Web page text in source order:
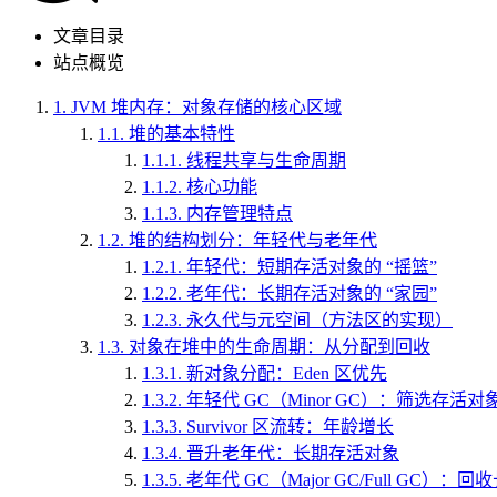
文章目录
站点概览
1. JVM 堆内存：对象存储的核心区域
1.1. 堆的基本特性
1.1.1. 线程共享与生命周期
1.1.2. 核心功能
1.1.3. 内存管理特点
1.2. 堆的结构划分：年轻代与老年代
1.2.1. 年轻代：短期存活对象的 “摇篮”
1.2.2. 老年代：长期存活对象的 “家园”
1.2.3. 永久代与元空间（方法区的实现）
1.3. 对象在堆中的生命周期：从分配到回收
1.3.1. 新对象分配：Eden 区优先
1.3.2. 年轻代 GC（Minor GC）：筛选存活对
1.3.3. Survivor 区流转：年龄增长
1.3.4. 晋升老年代：长期存活对象
1.3.5. 老年代 GC（Major GC/Full GC）：回收